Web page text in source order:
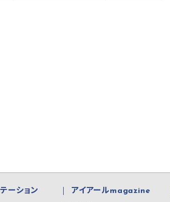
ーション アイアールmagazine